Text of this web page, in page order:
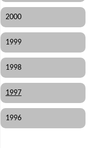
2000
1999
1998
1997
1996